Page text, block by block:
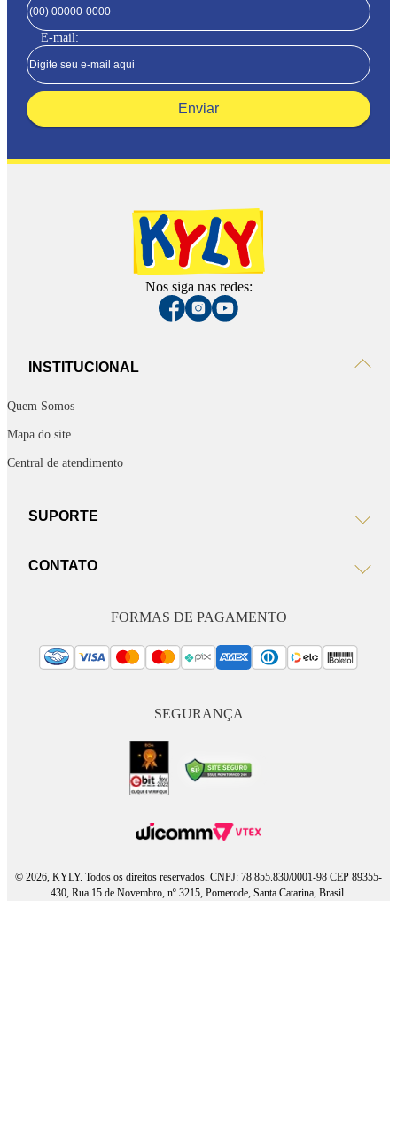
E-mail:
Enviar
Nos siga nas redes:
INSTITUCIONAL
Quem Somos
Mapa do site
Central de atendimento
SUPORTE
CONTATO
FORMAS DE PAGAMENTO
SEGURANÇA
© 2026, KYLY. Todos os direitos reservados. CNPJ: 78.855.830/0001-98 CEP 89355-
430, Rua 15 de Novembro, nº 3215, Pomerode, Santa Catarina, Brasil.